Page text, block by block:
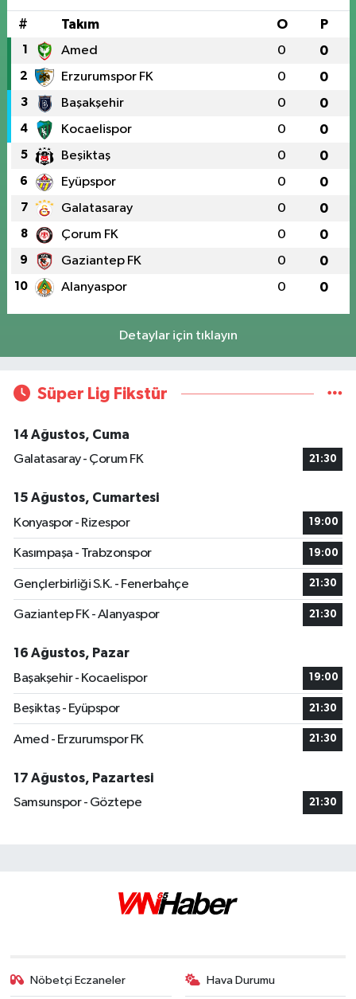
# Takım O P
1 Amed 0 0
2 Erzurumspor FK 0 0
3 Başakşehir 0 0
4 Kocaelispor 0 0
5 Beşiktaş 0 0
6 Eyüpspor 0 0
7 Galatasaray 0 0
8 Çorum FK 0 0
9 Gaziantep FK 0 0
10 Alanyaspor 0 0
Detaylar için tıklayın
Süper Lig Fikstür
14 Ağustos, Cuma
Galatasaray - Çorum FK
21:30
15 Ağustos, Cumartesi
Konyaspor - Rizespor
19:00
Kasımpaşa - Trabzonspor 19:00
Gençlerbirliği S.K. - Fenerbahçe 21:30
Gaziantep FK - Alanyaspor 21:30
16 Ağustos, Pazar
Başakşehir - Kocaelispor
19:00
Beşiktaş - Eyüpspor 21:30
Amed - Erzurumspor FK 21:30
17 Ağustos, Pazartesi
Samsunspor - Göztepe
21:30
Nöbetçi Eczaneler Hava Durumu